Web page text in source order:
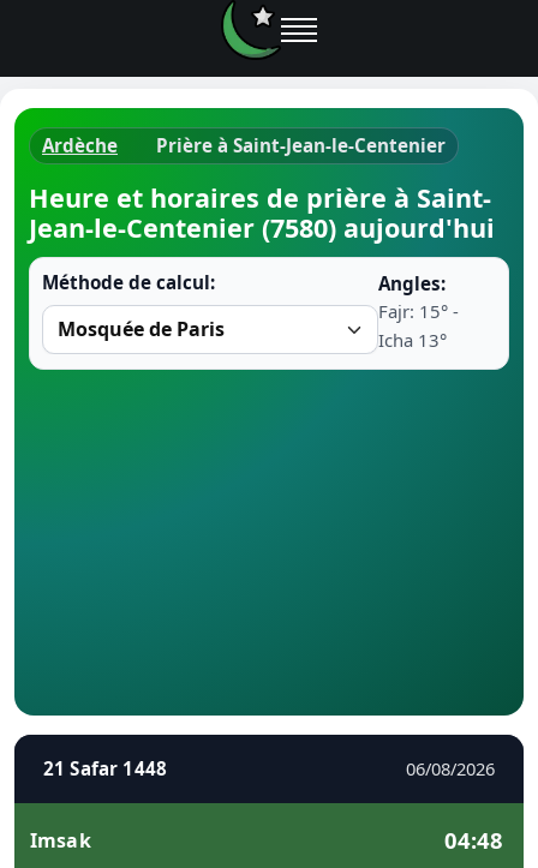
Horaires
Heure de
Ramadan
Ardèche Prière à Saint-Jean-le-Centenier
Heure et horaires de prière à Saint-
Jean-le-Centenier (7580) aujourd'hui
Méthode de calcul:
Angles:
Fajr: 15° -
Icha 13°
21 Safar 1448 06/08/2026
Imsak 04:48